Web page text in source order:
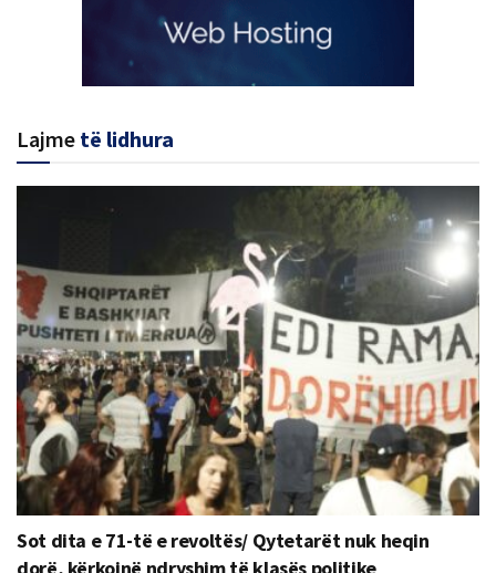
Lajme të lidhura
Sot dita e 71-të e revoltës/ Qytetarët nuk heqin